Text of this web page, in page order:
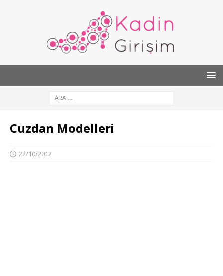
Cuzdan Modelleri
22/10/2012